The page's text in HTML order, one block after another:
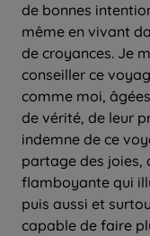
de bonnes
même en vivant
de croyances. Je
conseiller ce
comme moi,
de vérité, de leur
indemne de ce
partage des joies,
flamboyante qui
puis aussi et
capable de faire